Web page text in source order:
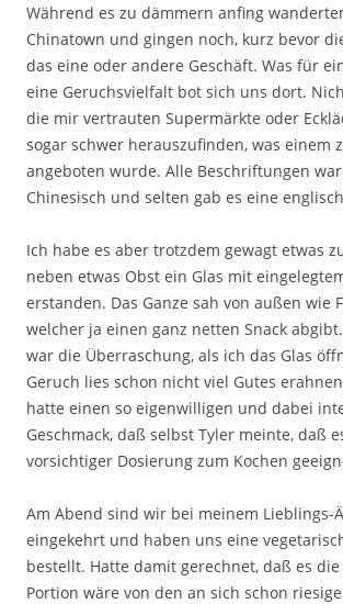
Während es zu dämmern anfing
Chinatown und gingen noch, kurz bevor
das eine oder andere Geschäft. Was für
eine Geruchsvielfalt bot sich uns dort.
die mir vertrauten Supermärkte oder
sogar schwer herauszufinden, was einem
angeboten wurde. Alle Beschriftungen
Chinesisch und selten gab es eine
Ich habe es aber trotzdem gewagt etwas
neben etwas Obst ein Glas mit
erstanden. Das Ganze sah von außen wie
welcher ja einen ganz netten Snack
war die Überraschung, als ich das Glas
Geruch lies schon nicht viel Gutes
hatte einen so eigenwilligen und dabei
Geschmack, daß selbst Tyler meinte, daß
vorsichtiger Dosierung zum Kochen
Am Abend sind wir bei meinem Lieblings-
eingekehrt und haben uns eine
bestellt. Hatte damit gerechnet, daß es
Portion wäre von den an sich schon